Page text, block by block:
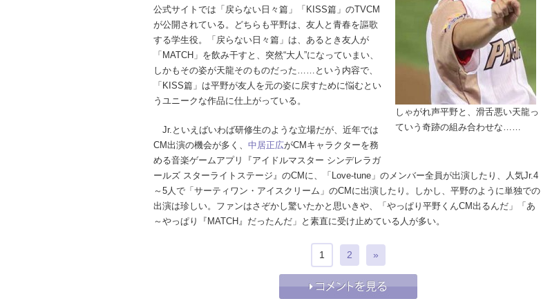
しゃがれ声平野と、滑舌悪い天龍っ
ていう奇跡の組み合わせな……
公式サイトでは「戻らない日々篇」「KISS篇」のTVCM
が公開されている。どちらも平野は、友人と青春を謳歌
する学生役。「戻らない日々篇」は、あるとき友人が
「MATCH」を飲み干すと、突然“大人”になっていまい、
しかもその姿が天龍そのものだった……という内容で、
「KISS篇」は平野が友人を元の姿に戻すために悩むとい
うユニークな作品に仕上がっている。
Jr.といえばいわば研修生のような立場だが、近年では
CM出演の機会が多く、 中居正広がCMキャラクターを務
める音楽ゲームアプリ『アイドルマスター シンデレラガ
ールズ スターライトステージ』のCMに、「Love-tune」のメンバー全員が出演したり、人気Jr.4
～5人で「サーティワン・アイスクリーム」のCMに出演したり。しかし、平野のように単独での
出演は珍しい。ファンはさぞかし驚いたかと思いきや、「やっぱり平野くんCM出るんだ」「あ
～やっぱり『MATCH』だったんだ」と素直に受け止めている人が多い。
1 2 »